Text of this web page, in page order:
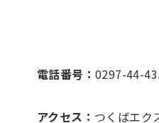
電話番号： 0297-44-
アクセス： つくばエク